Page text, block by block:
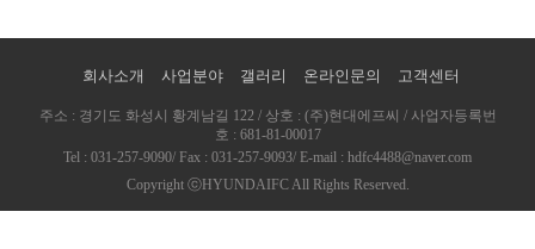
회사소개 사업분야 갤러리 온라인문의 고객센터
주소 : 경기도 화성시 황계남길 122 / 상호 : (주)현대에프씨 / 사업자등록번
호 : 681-81-00017
Tel : 031-257-9090/ Fax : 031-257-9093/ E-mail : hdfc4488@naver.com
Copyright ⓒHYUNDAIFC All Rights Reserved.